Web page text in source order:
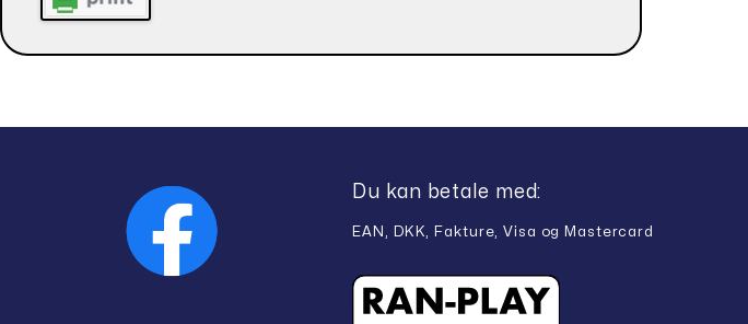
Du kan betale med:
EAN, DKK, Fakture, Visa og Mastercard